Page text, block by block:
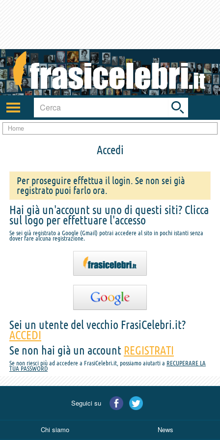
Attiva/disattiva
navigazione
Toggle
search
bar
Home
Accedi
Per proseguire effettua il login. Se non sei già
registrato puoi farlo ora.
Hai già un'account su uno di questi siti? Clicca
sul logo per effettuare l'accesso
Se sei già registrato a Google (Gmail) potrai accedere al sito in pochi istanti senza
dover fare alcuna registrazione.
Sei un utente del vecchio FrasiCelebri.it?
ACCEDI
Se non hai già un account REGISTRATI
Se non riesci più ad accedere a FrasiCelebri.it, possiamo aiutarti a RECUPERARE LA
TUA PASSWORD
Seguici su
Chi siamo News